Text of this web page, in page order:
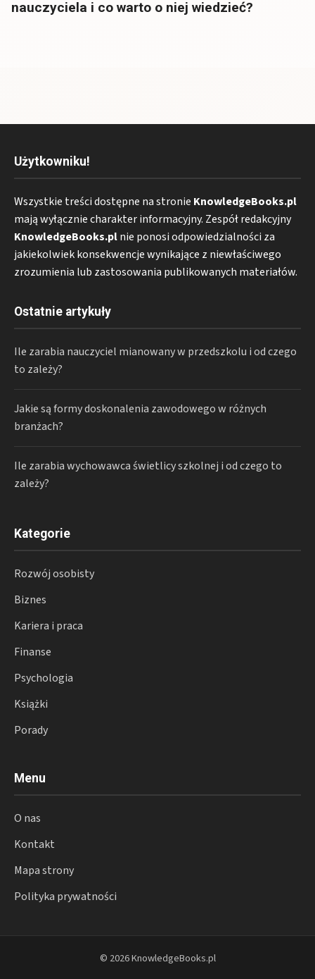
nauczyciela i co warto o niej wiedzieć?
Użytkowniku!
Wszystkie treści dostępne na stronie KnowledgeBooks.pl
mają wyłącznie charakter informacyjny. Zespół redakcyjny
KnowledgeBooks.plnie ponosi odpowiedzialności za
jakiekolwiek konsekwencje wynikające z niewłaściwego
zrozumienia lub zastosowania publikowanych materiałów.
Ostatnie artykuły
Ile zarabia nauczyciel mianowany w przedszkolu i od czego
to zależy?
Jakie są formy doskonalenia zawodowego w różnych
branżach?
Ile zarabia wychowawca świetlicy szkolnej i od czego to
zależy?
Kategorie
Rozwój osobisty
Biznes
Kariera i praca
Finanse
Psychologia
Książki
Porady
Menu
O nas
Kontakt
Mapa strony
Polityka prywatności
© 2026 KnowledgeBooks.pl